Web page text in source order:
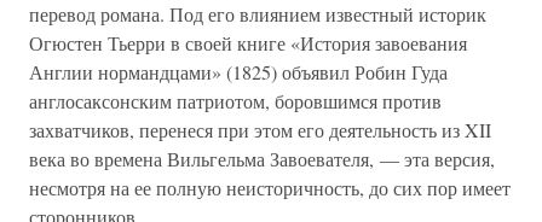
перевод романа. Под его влиянием известный историк
Огюстен Тьерри в своей книге «История завоевания
Англии нормандцами» (1825) объявил Робин Гуда
англосаксонским патриотом, боровшимся против
захватчиков, перенеся при этом его деятельность из XII
века во времена Вильгельма Завоевателя, — эта версия,
несмотря на ее полную неисторичность, до сих пор имеет
сторонников.